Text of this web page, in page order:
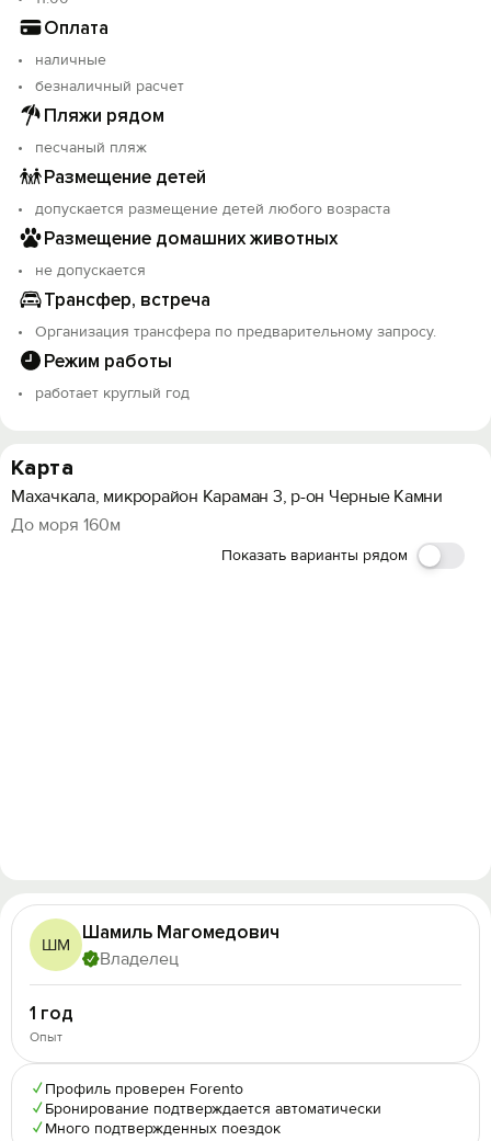
Оплата
наличные
безналичный расчет
Пляжи рядом
песчаный пляж
Размещение детей
допускается размещение детей любого возраста
Размещение домашних животных
не допускается
Трансфер, встреча
Организация трансфера по предварительному запросу.
Режим работы
работает круглый год
Карта
Махачкала, микрорайон Караман 3, р-он Черные Камни
До моря 160м
Показать варианты рядом
ШМ
Шамиль Магомедович
Владелец
1 год
Опыт
✓ Профиль проверен Forento
✓ Бронирование подтверждается автоматически
✓ Много подтвержденных поездок